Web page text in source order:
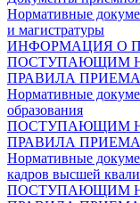
Нормативные
и магистратуры
ИНФОРМАЦИЯ О
ПОСТУПАЮЩИМ
ПРАВИЛА ПРИЕМА
Нормативные
образования
ПОСТУПАЮЩИМ
ПРАВИЛА ПРИЕМА
Нормативные
кадров высшей
ПОСТУПАЮЩИМ